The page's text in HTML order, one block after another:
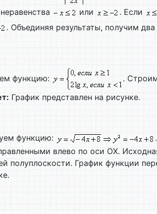
или . Если
. Объединяя результаты, получим два
функцию: .
График представлен на рисунке.
функцию:
влево по оси ОХ.
полуплоскости. График функции